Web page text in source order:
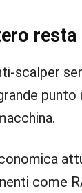
resta
scalper
come